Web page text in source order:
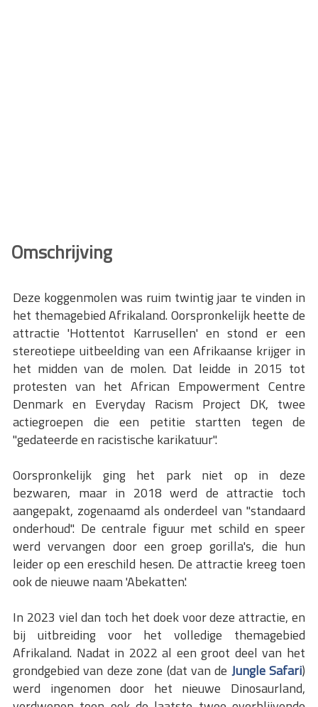
Omschrijving
Deze koggenmolen was ruim twintig jaar te vinden in
het themagebied Afrikaland. Oorspronkelijk heette de
attractie 'Hottentot Karrusellen' en stond er een
stereotiepe uitbeelding van een Afrikaanse krijger in
het midden van de molen. Dat leidde in 2015 tot
protesten van het African Empowerment Centre
Denmark en Everyday Racism Project DK, twee
actiegroepen die een petitie startten tegen de
"gedateerde en racistische karikatuur".
Oorspronkelijk ging het park niet op in deze
bezwaren, maar in 2018 werd de attractie toch
aangepakt, zogenaamd als onderdeel van "standaard
onderhoud". De centrale figuur met schild en speer
werd vervangen door een groep gorilla's, die hun
leider op een ereschild hesen. De attractie kreeg toen
ook de nieuwe naam 'Abekatten'.
In 2023 viel dan toch het doek voor deze attractie, en
bij uitbreiding voor het volledige themagebied
Afrikaland. Nadat in 2022 al een groot deel van het
grondgebied van deze zone (dat van de Jungle Safari)
werd ingenomen door het nieuwe Dinosaurland,